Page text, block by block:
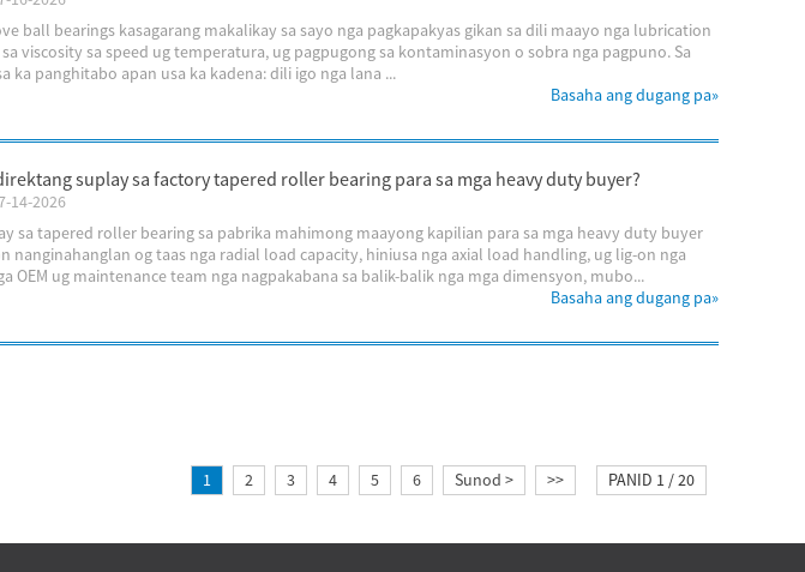
ball bearings kasagarang makalikay sa sayo nga pagkapakyas gikan sa dili maayo nga lubrication
viscosity sa speed ug temperatura, ug pagpugong sa kontaminasyon o sobra nga pagpuno. Sa
ka panghitabo apan usa ka kadena: dili igo nga lana ...
Basaha ang dugang pa»
suplay sa factory tapered roller bearing para sa mga heavy duty buyer?
14-2026
sa tapered roller bearing sa pabrika mahimong maayong kapilian para sa mga heavy duty buyer
nanginahanglan og taas nga radial load capacity, hiniusa nga axial load handling, ug lig-on nga
OEM ug maintenance team nga nagpakabana sa balik-balik nga mga dimensyon, mubo...
Basaha ang dugang pa»
1 2 3 4 5 6 Sunod > >> PANID 1 / 20